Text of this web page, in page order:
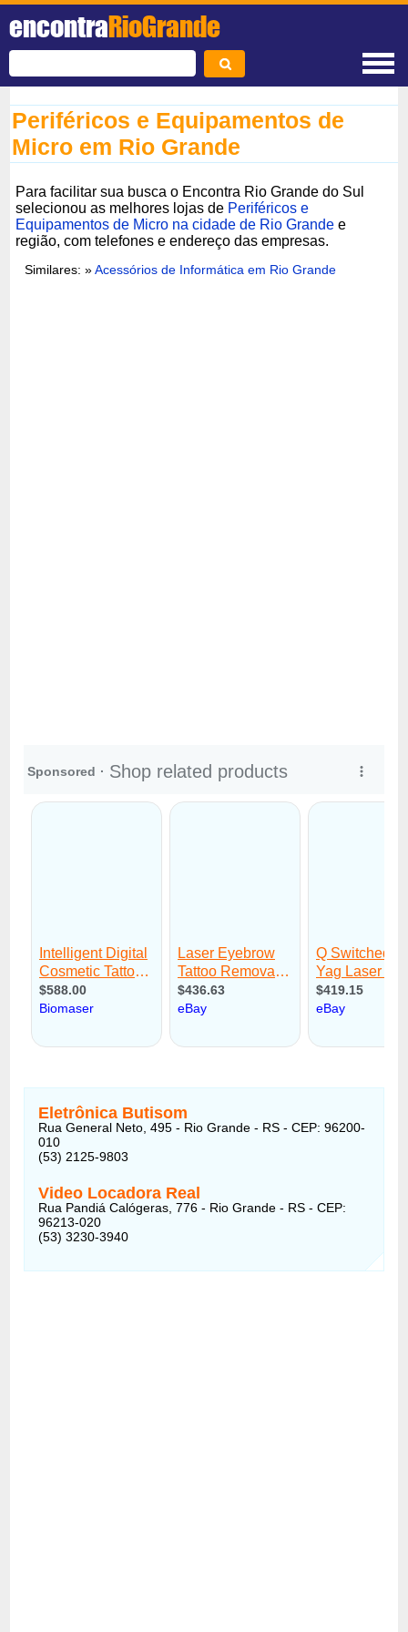
encontraRioGrande
Periféricos e Equipamentos de
Micro em Rio Grande
Para facilitar sua busca o Encontra Rio Grande do Sul
selecionou as melhores lojas de Periféricos e
Equipamentos de Micro na cidade de Rio Grande e
região, com telefones e endereço das empresas.
Similares: »Acessórios de Informática em Rio Grande
Eletrônica Butisom
Rua General Neto, 495 - Rio Grande - RS - CEP: 96200-
010
(53) 2125-9803
Video Locadora Real
Rua Pandiá Calógeras, 776 - Rio Grande - RS - CEP:
96213-020
(53) 3230-3940